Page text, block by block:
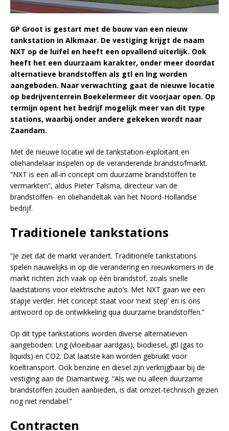
GP Groot is gestart met de bouw van een nieuw
tankstation in Alkmaar. De vestiging krijgt de naam
NXT op de luifel en heeft een opvallend uiterlijk. Ook
heeft het een duurzaam karakter, onder meer doordat
alternatieve brandstoffen als gtl en lng worden
aangeboden. Naar verwachting gaat de nieuwe locatie
op bedrijventerrein Boekelermeer dit voorjaar open. Op
termijn opent het bedrijf mogelijk meer van dit type
stations, waarbij onder andere gekeken wordt naar
Zaandam.
Met de nieuwe locatie wil de tankstation-exploitant en
oliehandelaar inspelen op de veranderende brandstofmarkt.
“NXT is een all-in concept om duurzame brandstoffen te
vermarkten”, aldus Pieter Talsma, directeur van de
brandstoffen- en oliehandeltak van het Noord-Hollandse
bedrijf.
Traditionele tankstations
“Je ziet dat de markt verandert. Traditionele tankstations
spelen nauwelijks in op die verandering en nieuwkomers in de
markt richten zich vaak op één brandstof, zoals snelle
laadstations voor elektrische auto’s. Met NXT gaan we een
stapje verder. Het concept staat voor ‘next step’ en is ons
antwoord op de ontwikkeling qua duurzame brandstoffen.”
Op dit type tankstations worden diverse alternatieven
aangeboden: Lng (vloeibaar aardgas), biodiesel, gtl (gas to
liquids) en CO2. Dat laatste kan worden gebruikt voor
koeltransport. Ook benzine en diesel zijn verkrijgbaar bij de
vestiging aan de Diamantweg. “Als we nu alleen duurzame
brandstoffen zouden aanbieden, is dat omzet-technisch gezien
nog niet rendabel.”
Contracten